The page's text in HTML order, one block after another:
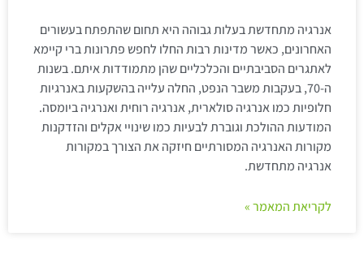
אנרגיה מתחדשת בעלות גבוהה היא תחום שהתפתח בעשורים
האחרונים, כאשר מדינות רבות החלו לחפש פתרונות ברי קיימא
לאתגרים הסביבתיים והכלכליים שהן מתמודדות איתם. בשנות
ה-70, בעקבות משבר הנפט, החלה עלייה בהשקעות באנרגיות
חלופיות כמו אנרגיה סולארית, אנרגיה רוחית ואנרגיה ביומסה.
המודעות ההולכת וגוברת לבעיות כמו שינויי אקלים והזדקנות
מקורות האנרגיה המסורתיים חיזקה את הצורך במקורות
אנרגיה מתחדשת.
לקריאת המאמר »